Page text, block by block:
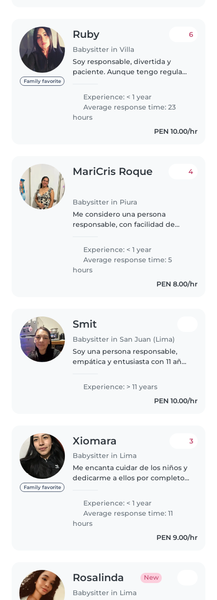
Family favorite
Ruby
Babysitter in Villa
6
Soy responsable, divertida y
paciente. Aunque tengo regular
(principalmente con niños
pequeños y en edad preescolar
familiares), estoy muy
emocionada por la..
Experience: < 1 year
Average response time: 23
hours
PEN 10.00/hr
MariCris Roque
Babysitter in Piura
4
Me considero una persona
responsable, con facilidad de
paciencia para con los niños y
con muchas ganas de trabajar.
Tengo 8 años de experiencia con
mi niño con..
Experience: < 1 year
Average response time: 5
hours
PEN 8.00/hr
Smit
Babysitter in San Juan (Lima)
Soy una persona responsable,
empática y entusiasta con 11 años
en edad preescolar. Tengo
experiencia en leer a los niños,..
Experience: > 11 years
PEN 10.00/hr
Family favorite
Xiomara
Babysitter in Lima
3
Me encanta cuidar de los niños y
dedicarme a ellos por completo.
bondadosa y empática que
disfruta mucho de la compañía
de los peques. Cuento con
Experience: < 1 year
Average response time: 11
hours
PEN 9.00/hr
Rosalinda New
Babysitter in Lima